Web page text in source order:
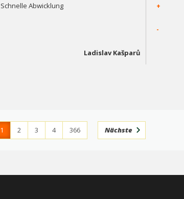
Schnelle Abwicklung
Ladislav Kašparů
+
-
1 2 3 4 366 Nächste